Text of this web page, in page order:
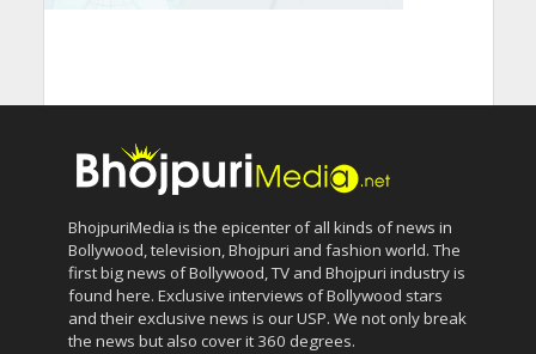
BhojpuriMedia is the epicenter of all kinds of news in
Bollywood, television, Bhojpuri and fashion world. The
first big news of Bollywood, TV and Bhojpuri industry is
found here. Exclusive interviews of Bollywood stars
and their exclusive news is our USP. We not only break
the news but also cover it 360 degrees.